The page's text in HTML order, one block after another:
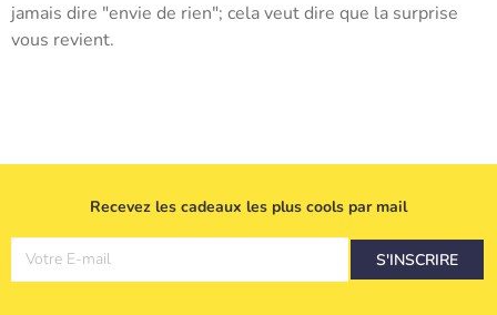
jamais dire "envie de rien"; cela veut dire que la surprise
vous revient.
Recevez les cadeaux les plus cools par mail
Votre E-mail S'INSCRIRE